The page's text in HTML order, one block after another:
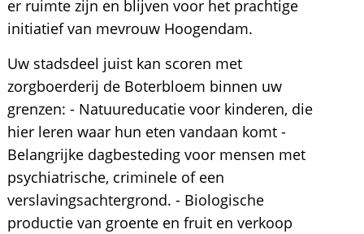
er ruimte zijn en blijven voor het prachtige
initiatief van mevrouw Hoogendam.
Uw stadsdeel juist kan scoren met
zorgboerderij de Boterbloem binnen uw
grenzen: - Natuureducatie voor kinderen, die
hier leren waar hun eten vandaan komt -
Belangrijke dagbesteding voor mensen met
psychiatrische, criminele of een
verslavingsachtergrond. - Biologische
productie van groente en fruit en verkoop